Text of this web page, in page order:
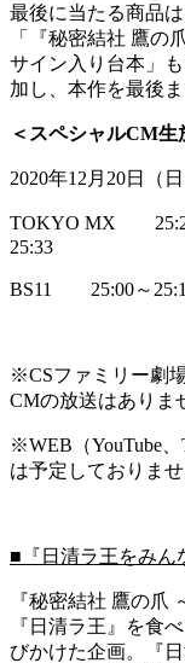
最後に当たる商品
「『秘密結社 鷹の
サイン入り台本」
加し、本作を最後
＜スペシャルCM
2020年12月20日（日
TOKYO MX
25:33
BS11 25:00～
※CSファミリー劇
CMの放送はありま
※WEB（YouTube
は予定しておりませ
■ 『日清ラ王をみ
『秘密結社 鷹の爪
『日清ラ王』を食
びかけた企画。『